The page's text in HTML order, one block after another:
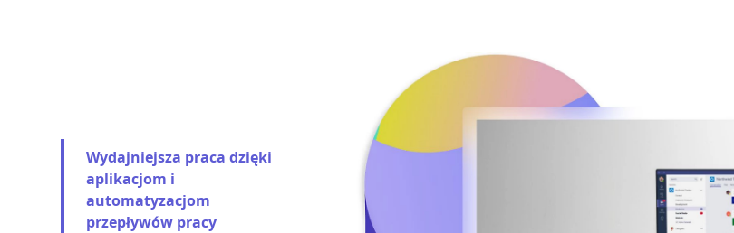
Wydajniejsza praca dzięki
aplikacjom i
automatyzacjom
przepływów pracy